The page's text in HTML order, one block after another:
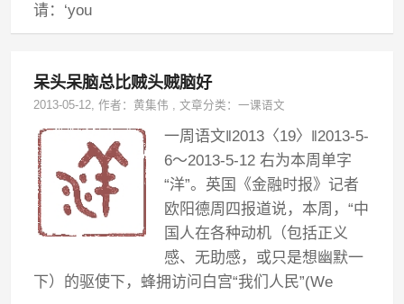
请：‘you
呆头呆脑总比贼头贼脑好
2013-05-12, 作者：黄集伟 ,文章分类：一课语文
一周语文‖2013〈19〉‖2013-5-
6～2013-5-12 右为本周单字
“洋”。英国《金融时报》记者
欧阳德周四报道说，本周，“中
国人在各种动机（包括正义
感、无助感，或只是想幽默一
下）的驱使下，蜂拥访问白宫“我们人民”(We